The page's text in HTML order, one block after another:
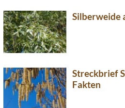
Silberweide
Streckbrief
Fakten